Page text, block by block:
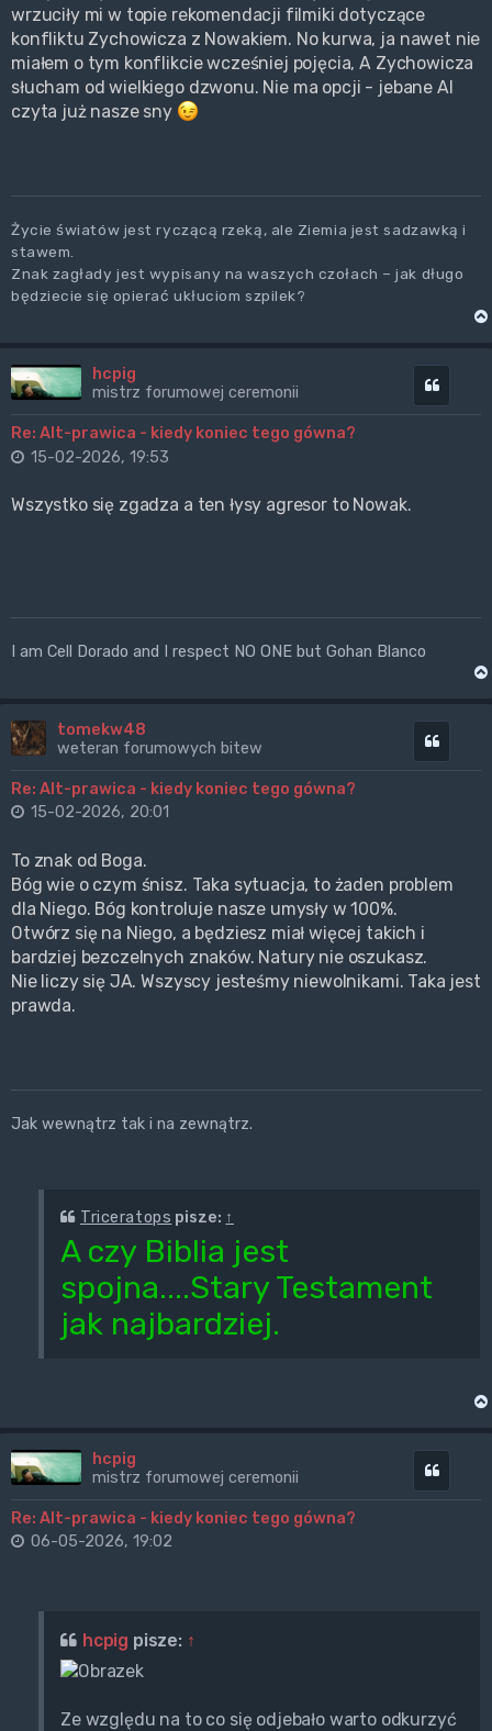
wrzuciły mi w topie rekomendacji filmiki dotyczące
konfliktu Zychowicza z Nowakiem. No kurwa, ja nawet nie
miałem o tym konflikcie wcześniej pojęcia, A Zychowicza
słucham od wielkiego dzwonu. Nie ma opcji - jebane AI
czyta już nasze sny
Życie światów jest ryczącą rzeką, ale Ziemia jest sadzawką i
stawem.
Znak zagłady jest wypisany na waszych czołach – jak długo
będziecie się opierać ukłuciom szpilek?
hcpig
mistrz forumowej ceremonii
Re: Alt-prawica - kiedy koniec tego gówna?
15-02-2026, 19:53
Wszystko się zgadza a ten łysy agresor to Nowak.
I am Cell Dorado and I respect NO ONE but Gohan Blanco
tomekw48
weteran forumowych bitew
Re: Alt-prawica - kiedy koniec tego gówna?
15-02-2026, 20:01
To znak od Boga.
Bóg wie o czym śnisz. Taka sytuacja, to żaden problem
dla Niego. Bóg kontroluje nasze umysły w 100%.
Otwórz się na Niego, a będziesz miał więcej takich i
bardziej bezczelnych znaków. Natury nie oszukasz.
Nie liczy się JA. Wszyscy jesteśmy niewolnikami. Taka jest
prawda.
Jak wewnątrz tak i na zewnątrz.
Triceratops pisze: ↑
A czy Biblia jest
spojna....Stary Testament
jak najbardziej.
hcpig
mistrz forumowej ceremonii
Re: Alt-prawica - kiedy koniec tego gówna?
06-05-2026, 19:02
hcpig pisze: ↑
Ze względu na to co się odjebało warto odkurzyć